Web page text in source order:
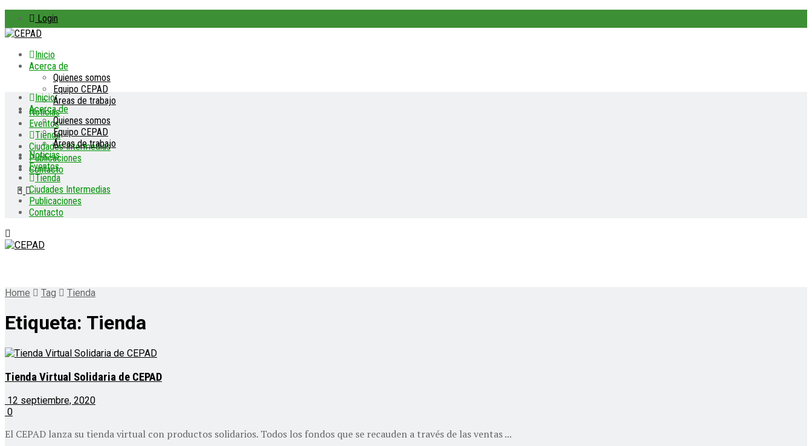
Login
Inicio
Acerca de
Quienes somos
Equipo CEPAD
Áreas de trabajo
Noticias
Eventos
Tienda
Ciudades Intermedias
Publicaciones
Contacto
Inicio
Acerca de
Quienes somos
Equipo CEPAD
Áreas de trabajo
Noticias
Eventos
Tienda
Ciudades Intermedias
Publicaciones
Contacto
Home Tag Tienda
Etiqueta: Tienda
Tienda Virtual Solidaria de CEPAD
12 septiembre, 2020
0
El CEPAD lanza su tienda virtual con productos solidarios. Todos los fondos que se recauden a través de las ventas ...